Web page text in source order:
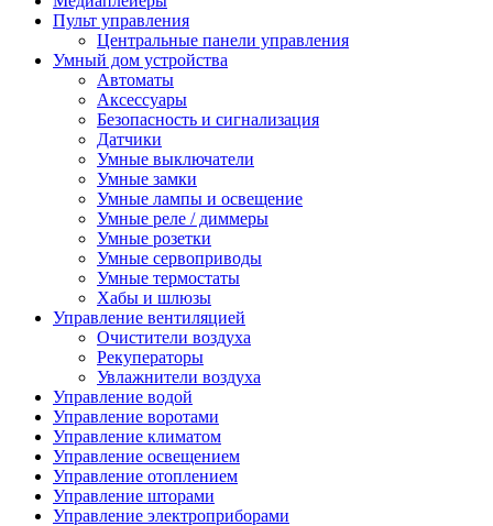
Пульт управления
Центральные панели управления
Умный дом устройства
Автоматы
Аксессуары
Безопасность и сигнализация
Датчики
Умные выключатели
Умные замки
Умные лампы и освещение
Умные реле / диммеры
Умные розетки
Умные сервоприводы
Умные термостаты
Хабы и шлюзы
Управление вентиляцией
Очистители воздуха
Рекуператоры
Увлажнители воздуха
Управление водой
Управление воротами
Управление климатом
Управление освещением
Управление отоплением
Управление шторами
Управление электроприборами